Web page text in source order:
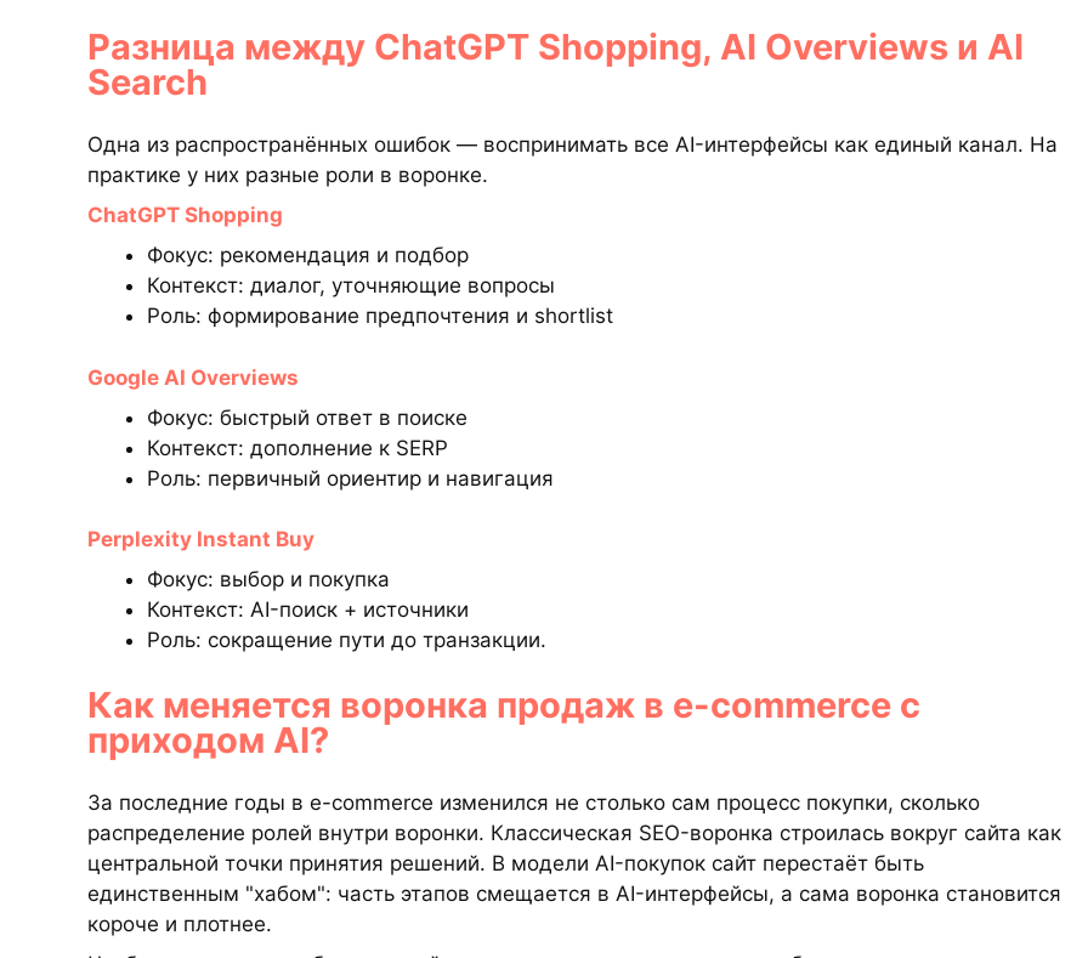
Разница между ChatGPT Shopping, AI Overviews и AI
Search
Одна из распространённых ошибок — воспринимать все AI-интерфейсы как единый канал. На
практике у них разные роли в воронке.
ChatGPT Shopping
Фокус: рекомендация и подбор
Контекст: диалог, уточняющие вопросы
Роль: формирование предпочтения и shortlist
Google AI Overviews
Фокус: быстрый ответ в поиске
Контекст: дополнение к SERP
Роль: первичный ориентир и навигация
Perplexity Instant Buy
Фокус: выбор и покупка
Контекст: AI-поиск + источники
Роль: сокращение пути до транзакции.
Как меняется воронка продаж в e-commerce с
приходом AI?
За последние годы в e-commerce изменился не столько сам процесс покупки, сколько
распределение ролей внутри воронки. Классическая SEO-воронка строилась вокруг сайта как
центральной точки принятия решений. В модели AI-покупок сайт перестаёт быть
единственным "хабом": часть этапов смещается в AI-интерфейсы, а сама воронка становится
короче и плотнее.